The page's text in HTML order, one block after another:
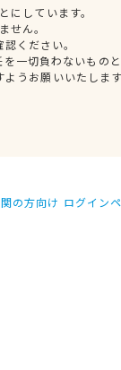
しています。
せん。
ください。
一切負わないものと
うお願いいたします
の方向け ログイン